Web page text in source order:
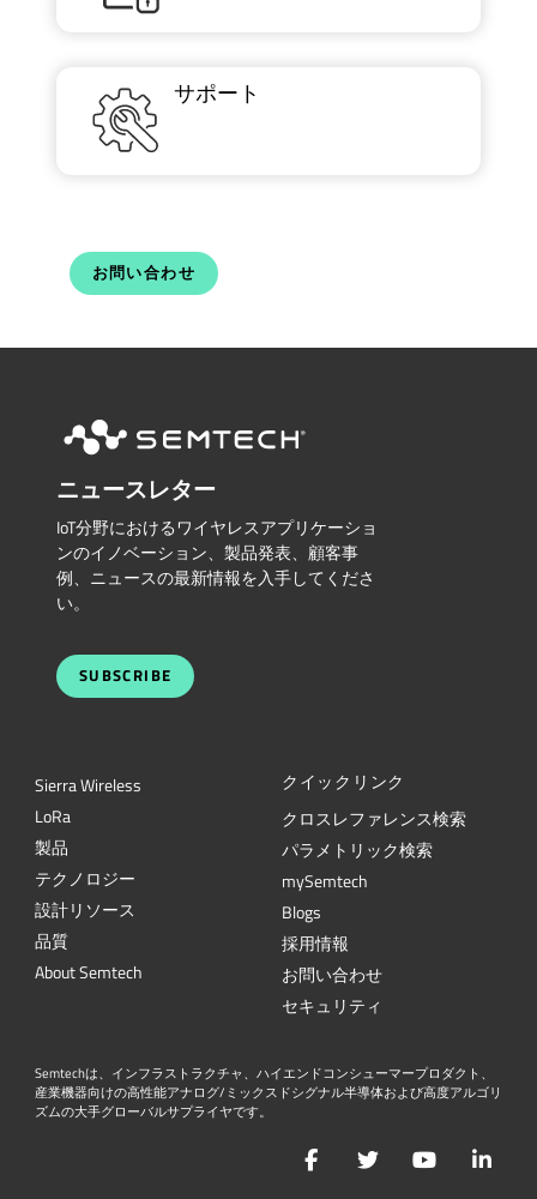
サポート
お問い合わせ
ニュースレター
IoT分野におけるワイヤレスアプリケーショ
ンのイノベーション、製品発表、顧客事
例、ニュースの最新情報を入手してくださ
い。
SUBSCRIBE
Sierra Wireless
LoRa
製品
テクノロジー
設計リソース
品質
About Semtech
クイックリンク
クロスレファレンス検索
パラメトリック検索
mySemtech
Blogs
採用情報
お問い合わせ
セキュリティ
Semtechは、インフラストラクチャ、ハイエンドコンシューマープロダクト、
産業機器向けの高性能アナログ/ミックスドシグナル半導体および高度アルゴリ
ズムの大手グローバルサプライヤです。
FacebookTwitterYouTube